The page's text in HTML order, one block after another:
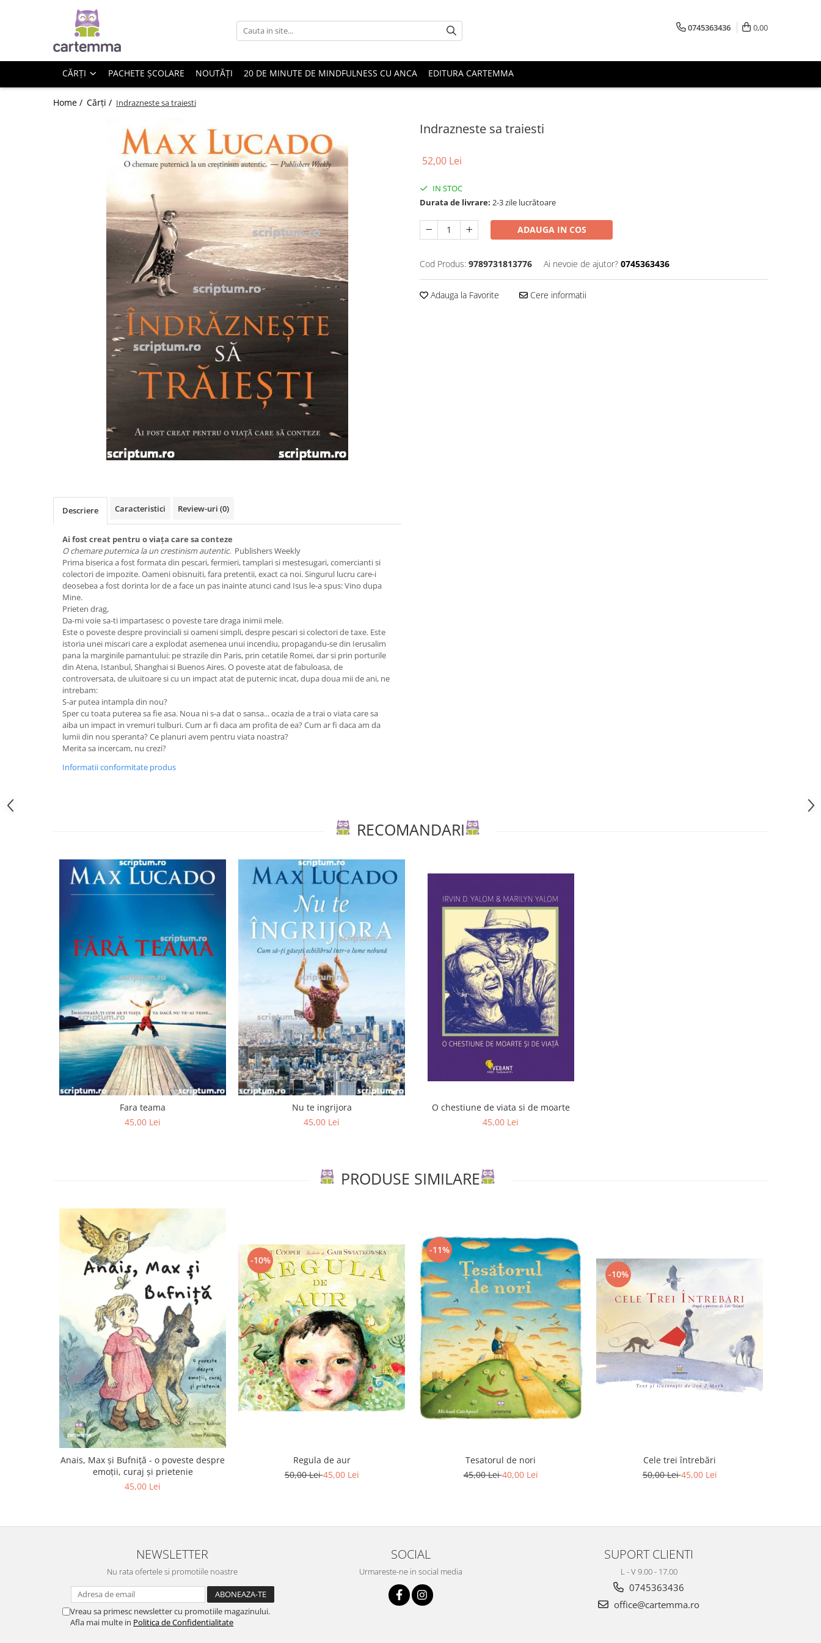
Craciun
Editura Aramis
Editura Arthur
Editura Bookzone
Editura Cartea Copiilor
Editura Cartemma
Editura Corint
Editura Frontiera
Editura Gama
Editura Kreativ
Editura Litera
Editura Lizuka Educativ
Editura Nemira
Editura Nomina
Editura Portocala Albastră
Editura Usborne
Editura Vellant
0745363436 0,00
CĂRȚI PACHETE ȘCOLARE NOUTĂȚI 20 DE MINUTE DE MINDFULNESS CU ANCA EDITURA CARTEMMA
Home / Cărți / Indrazneste sa traiesti
Indrazneste sa traiesti
52,00 Lei
IN STOC
Durata de livrare: 2-3 zile lucrătoare
ADAUGA IN COS
Cod Produs: 9789731813776 Ai nevoie de ajutor? 0745363436
Adauga la Favorite Cere informatii
Descriere Caracteristici Review-uri (0)
Ai fost creat pentru o viața care sa conteze
O chemare puternica la un crestinism autentic. Publishers Weekly
Prima biserica a fost formata din pescari, fermieri, tamplari si mestesugari, comercianti si
colectori de impozite. Oameni obisnuiti, fara pretentii, exact ca noi. Singurul lucru care-i
deosebea a fost dorinta lor de a face un pas inainte atunci cand Isus le-a spus: Vino dupa
Mine.
Prieten drag,
Da-mi voie sa-ti impartasesc o poveste tare draga inimii mele.
Este o poveste despre provinciali si oameni simpli, despre pescari si colectori de taxe. Este
istoria unei miscari care a explodat asemenea unui incendiu, propagandu-se din Ierusalim
pana la marginile pamantului: pe strazile din Paris, prin cetatile Romei, dar si prin porturile
din Atena, Istanbul, Shanghai si Buenos Aires. O poveste atat de fabuloasa, de
controversata, de uluitoare si cu un impact atat de puternic incat, dupa doua mii de ani, ne
intrebam:
S-ar putea intampla din nou?
Sper cu toata puterea sa fie asa. Noua ni s-a dat o sansa... ocazia de a trai o viata care sa
aiba un impact in vremuri tulburi. Cum ar fi daca am profita de ea? Cum ar fi daca am da
lumii din nou speranta? Ce planuri avem pentru viata noastra?
Merita sa incercam, nu crezi?
Informatii conformitate produs
RECOMANDARI
Fara teama
45,00 Lei
Nu te ingrijora
45,00 Lei
O chestiune de viata si de moarte
45,00 Lei
PRODUSE SIMILARE
Anais, Max și Bufniță - o poveste despre
emoții, curaj și prietenie
45,00 Lei
-10%
Regula de aur
50,00 Lei45,00 Lei
-11%
Tesatorul de nori
45,00 Lei40,00 Lei
-10%
Cele trei întrebări
50,00 Lei45,00 Lei
NEWSLETTER
Nu rata ofertele si promotiile noastre
Vreau sa primesc newsletter cu promotiile magazinului.
Afla mai multe in Politica de Confidentialitate
SOCIAL
Urmareste-ne in social media
SUPORT CLIENTI
L - V 9.00 - 17.00
0745363436
office@cartemma.ro